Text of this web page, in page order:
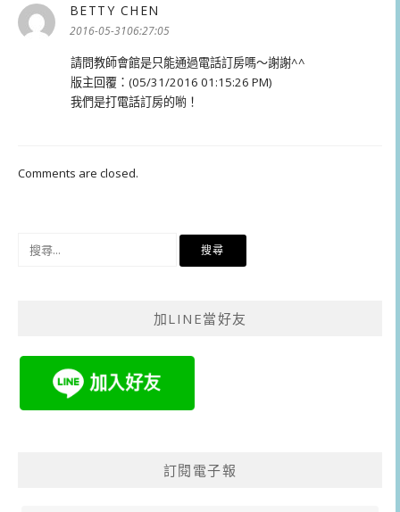
BETTY CHEN
示:
2016-05-3106:27:05
請問教師會館是只能通過電話訂房嗎～謝謝^^
版主回覆：(05/31/2016 01:15:26 PM)
我們是打電話訂房的喲！
Comments are closed.
加LINE當好友
訂閱電子報